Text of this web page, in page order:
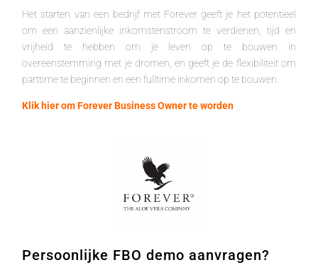
Het starten van een bedrijf met Forever geeft je het potentieel
om een aanzienlijke inkomstenstroom te verdienen, tijd en
vrijheid te hebben om je leven op te bouwen in
overeenstemming met je dromen, en geeft je de flexibiliteit om
parttime te beginnen en een fulltime inkomen op te bouwen.
Klik hier om Forever Business Owner te worden
Persoonlijke FBO demo aanvragen?